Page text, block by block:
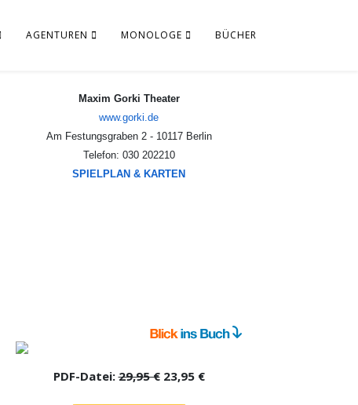
AGENTUREN MONOLOGE BÜCHER
Maxim Gorki Theater
www.gorki.de
Am Festungsgraben 2 - 10117 Berlin
Telefon: 030 202210
SPIELPLAN & KARTEN
PDF-Datei:29,95 €23,95 €